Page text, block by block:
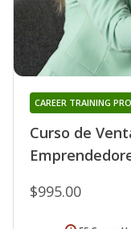
Curso de
CAREER TRAINING
$995.00